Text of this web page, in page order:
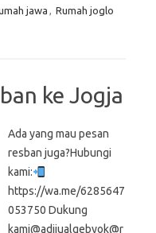
jawa , Rumah joglo
ke Jogja
Ada yang mau pesan
resban juga?Hubungi
kami:
https://wa.me/6285647
053750 Dukung
kami@adijualgebyok@r